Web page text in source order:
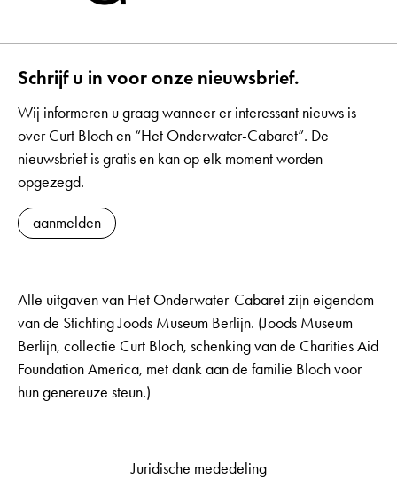
Schrijf u in voor onze nieuwsbrief.
Wij informeren u graag wanneer er interessant nieuws is
over Curt Bloch en “Het Onderwater-Cabaret”. De
nieuwsbrief is gratis en kan op elk moment worden
opgezegd.
aanmelden
Alle uitgaven van Het Onderwater-Cabaret zijn eigendom
van de Stichting Joods Museum Berlijn. (Joods Museum
Berlijn, collectie Curt Bloch, schenking van de Charities Aid
Foundation America, met dank aan de familie Bloch voor
hun genereuze steun.)
Juridische mededeling